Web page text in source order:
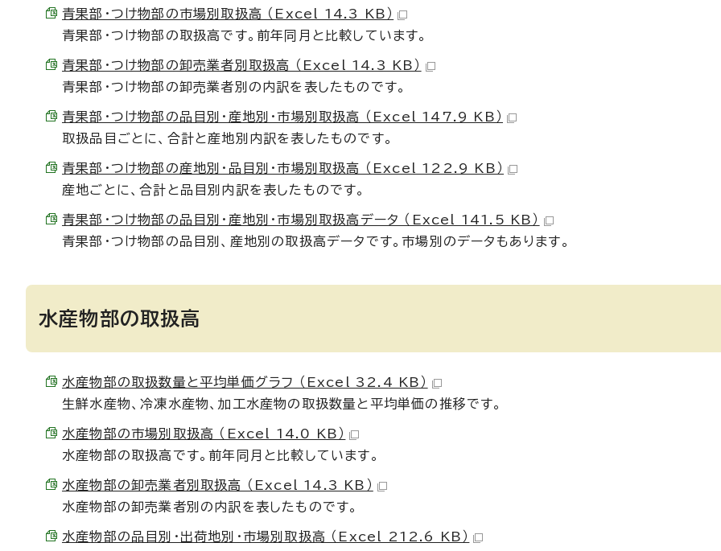
青果部・つけ物部の市場別取扱高 （Excel 14.3 KB）
青果部・つけ物部の取扱高です。前年同月と比較しています。
青果部・つけ物部の卸売業者別取扱高 （Excel 14.3 KB）
青果部・つけ物部の卸売業者別の内訳を表したものです。
青果部・つけ物部の品目別・産地別・市場別取扱高 （Excel 147.9 KB）
取扱品目ごとに、合計と産地別内訳を表したものです。
青果部・つけ物部の産地別・品目別・市場別取扱高 （Excel 122.9 KB）
産地ごとに、合計と品目別内訳を表したものです。
青果部・つけ物部の品目別・産地別・市場別取扱高データ （Excel 141.5 KB）
青果部・つけ物部の品目別、産地別の取扱高データです。市場別のデータもあります。
水産物部の取扱高
水産物部の取扱数量と平均単価グラフ （Excel 32.4 KB）
生鮮水産物、冷凍水産物、加工水産物の取扱数量と平均単価の推移です。
水産物部の市場別取扱高 （Excel 14.0 KB）
水産物部の取扱高です。前年同月と比較しています。
水産物部の卸売業者別取扱高 （Excel 14.3 KB）
水産物部の卸売業者別の内訳を表したものです。
水産物部の品目別・出荷地別・市場別取扱高 （Excel 212.6 KB）